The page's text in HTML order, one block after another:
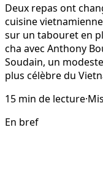
Deux repas ont
cuisine
sur un tabouret en
cha avec Anthony
Soudain, un
plus célèbre du
15 min de lecture·
En bref